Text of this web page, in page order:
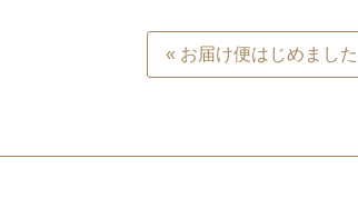
« お届け便はじめました